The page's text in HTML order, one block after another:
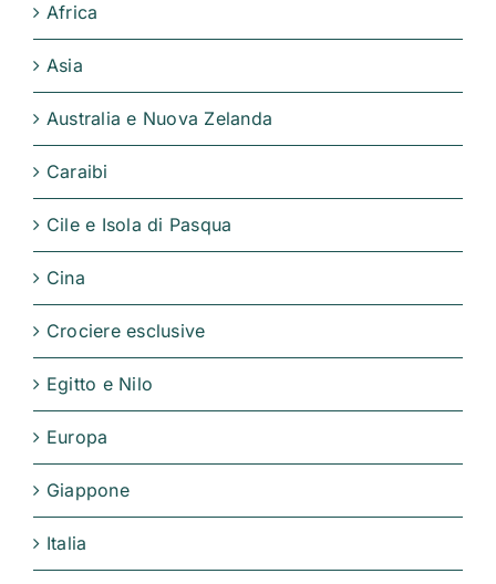
Africa
Asia
Australia e Nuova Zelanda
Caraibi
Cile e Isola di Pasqua
Cina
Crociere esclusive
Egitto e Nilo
Europa
Giappone
Italia